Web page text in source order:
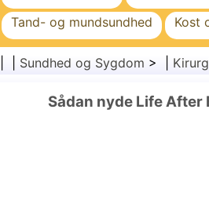
Tand- og mundsundhed
Kost
Familiesundhed
Kirurgi og procedurer
Sundhed og Sygdom > |
Sådan nyde Life After